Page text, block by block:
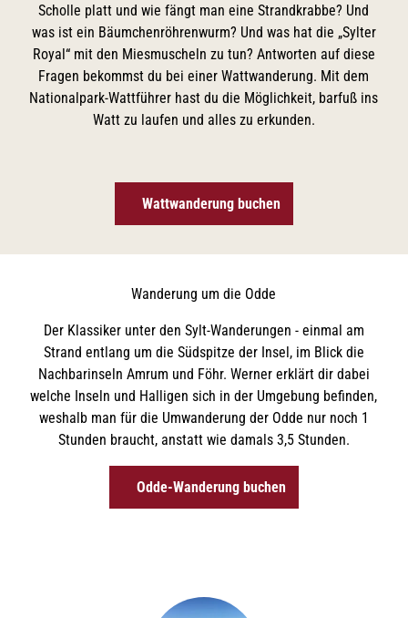
Scholle platt und wie fängt man eine Strandkrabbe? Und
was ist ein Bäumchenröhrenwurm? Und was hat die „Sylter
Royal“ mit den Miesmuscheln zu tun? Antworten auf diese
Fragen bekommst du bei einer Wattwanderung. Mit dem
Nationalpark-Wattführer hast du die Möglichkeit, barfuß ins
Watt zu laufen und alles zu erkunden.
Wattwanderung buchen
Wanderung um die Odde
Der Klassiker unter den Sylt-Wanderungen - einmal am
Strand entlang um die Südspitze der Insel, im Blick die
Nachbarinseln Amrum und Föhr. Werner erklärt dir dabei
welche Inseln und Halligen sich in der Umgebung befinden,
weshalb man für die Umwanderung der Odde nur noch 1
Stunden braucht, anstatt wie damals 3,5 Stunden.
Odde-Wanderung buchen